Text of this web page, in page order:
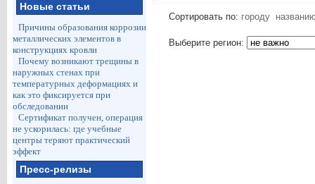
Новые статьи
Причины образования коррозии
металлических элементов в
конструкциях кровли
Почему возникают трещины в
наружных стенах при
температурных деформациях и
как это фиксируется при
обследовании
Сертификат получен, операция
не ускорилась: где учебные
центры теряют практический
эффект
Пресс-релизы
Сортировать по: городу
Выберите регион: